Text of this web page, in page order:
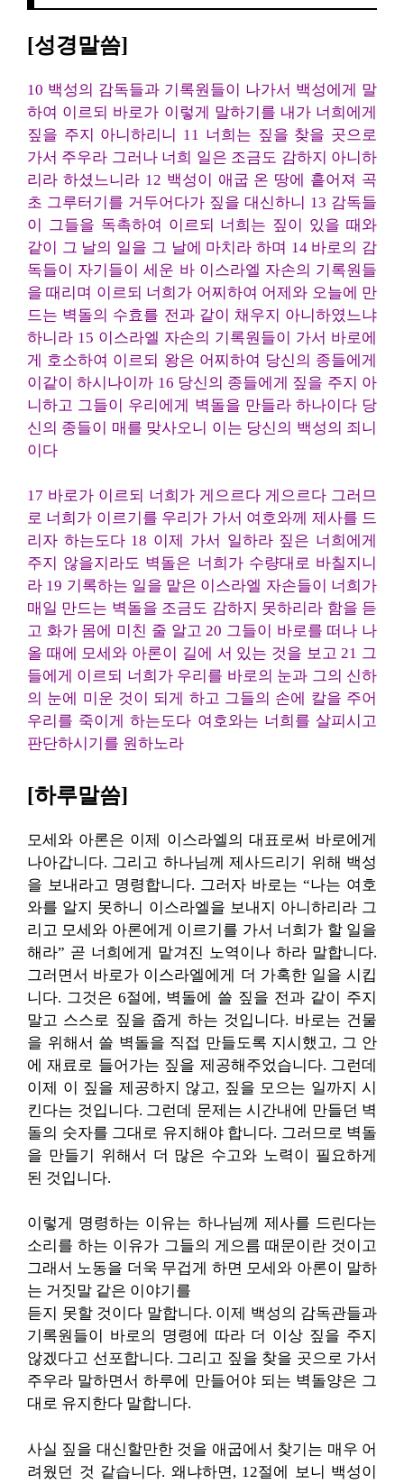
[성경말씀]
10 백성의 감독들과 기록원들이 나가서 백성에게 말
하여 이르되 바로가 이렇게 말하기를 내가 너희에게
짚을 주지 아니하리니 11 너희는 짚을 찾을 곳으로
가서 주우라 그러나 너희 일은 조금도 감하지 아니하
리라 하셨느니라 12 백성이 애굽 온 땅에 흩어져 곡
초 그루터기를 거두어다가 짚을 대신하니 13 감독들
이 그들을 독촉하여 이르되 너희는 짚이 있을 때와
같이 그 날의 일을 그 날에 마치라 하며 14 바로의 감
독들이 자기들이 세운 바 이스라엘 자손의 기록원들
을 때리며 이르되 너희가 어찌하여 어제와 오늘에 만
드는 벽돌의 수효를 전과 같이 채우지 아니하였느냐
하니라 15 이스라엘 자손의 기록원들이 가서 바로에
게 호소하여 이르되 왕은 어찌하여 당신의 종들에게
이같이 하시나이까 16 당신의 종들에게 짚을 주지 아
니하고 그들이 우리에게 벽돌을 만들라 하나이다 당
신의 종들이 매를 맞사오니 이는 당신의 백성의 죄니
이다
17 바로가 이르되 너희가 게으르다 게으르다 그러므
로 너희가 이르기를 우리가 가서 여호와께 제사를 드
리자 하는도다 18 이제 가서 일하라 짚은 너희에게
주지 않을지라도 벽돌은 너희가 수량대로 바칠지니
라 19 기록하는 일을 맡은 이스라엘 자손들이 너희가
매일 만드는 벽돌을 조금도 감하지 못하리라 함을 듣
고 화가 몸에 미친 줄 알고 20 그들이 바로를 떠나 나
올 때에 모세와 아론이 길에 서 있는 것을 보고 21 그
들에게 이르되 너희가 우리를 바로의 눈과 그의 신하
의 눈에 미운 것이 되게 하고 그들의 손에 칼을 주어
우리를 죽이게 하는도다 여호와는 너희를 살피시고
판단하시기를 원하노라
[하루말씀]
모세와 아론은 이제 이스라엘의 대표로써 바로에게
나아갑니다. 그리고 하나님께 제사드리기 위해 백성
을 보내라고 명령합니다. 그러자 바로는 “나는 여호
와를 알지 못하니 이스라엘을 보내지 아니하리라 그
리고 모세와 아론에게 이르기를 가서 너희가 할 일을
해라” 곧 너희에게 맡겨진 노역이나 하라 말합니다.
그러면서 바로가 이스라엘에게 더 가혹한 일을 시킵
니다. 그것은 6절에, 벽돌에 쓸 짚을 전과 같이 주지
말고 스스로 짚을 줍게 하는 것입니다. 바로는 건물
을 위해서 쓸 벽돌을 직접 만들도록 지시했고, 그 안
에 재료로 들어가는 짚을 제공해주었습니다. 그런데
이제 이 짚을 제공하지 않고, 짚을 모으는 일까지 시
킨다는 것입니다. 그런데 문제는 시간내에 만들던 벽
돌의 숫자를 그대로 유지해야 합니다. 그러므로 벽돌
을 만들기 위해서 더 많은 수고와 노력이 필요하게
된 것입니다.
이렇게 명령하는 이유는 하나님께 제사를 드린다는
소리를 하는 이유가 그들의 게으름 때문이란 것이고
그래서 노동을 더욱 무겁게 하면 모세와 아론이 말하
는 거짓말 같은 이야기를
듣지 못할 것이다 말합니다. 이제 백성의 감독관들과
기록원들이 바로의 명령에 따라 더 이상 짚을 주지
않겠다고 선포합니다. 그리고 짚을 찾을 곳으로 가서
주우라 말하면서 하루에 만들어야 되는 벽돌양은 그
대로 유지한다 말합니다.
사실 짚을 대신할만한 것을 애굽에서 찾기는 매우 어
려웠던 것 같습니다. 왜냐하면, 12절에 보니 백성이